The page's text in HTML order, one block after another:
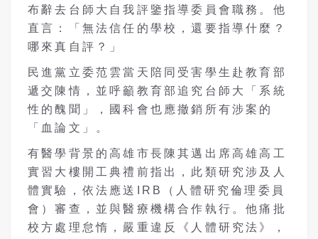
布辭去台師大自我評鑒指導委員會職務。他
直言：「無法信任的學校，還要指導什麼？
哪來真自評？」
民進黨立委范雲當天陪同受害學生赴教育部
遞交陳情，並呼籲教育部追究台師大「系統
性的醜聞」，國科會也應撤銷所有涉案的
「血論文」。
有醫學背景的高雄市長陳其邁出席高雄高工
實習大樓開工典禮前指出，此類研究涉及人
體實驗，依法應送IRB（人體研究倫理委員
會）審查，並與醫療機構合作執行。他痛批
校方處理怠惰，嚴重違反《人體研究法》，